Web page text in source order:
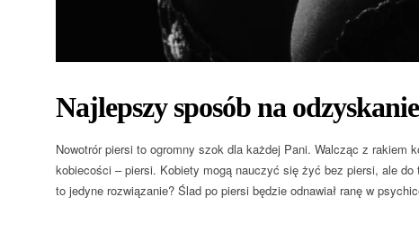
Najlepszy sposób na
Nowotrór piersi to ogromny szok dla każdej Pani. Walcząc z rakiem
kobiecości – piersi. Kobiety mogą nauczyć się żyć bez piersi, ale
to jedyne rozwiązanie? Ślad po piersi będzie odnawiał ranę w